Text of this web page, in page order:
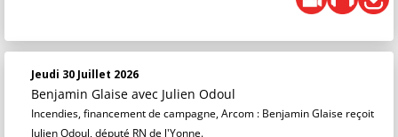
Jeudi 30 Juillet 2026
Benjamin Glaise avec Julien Odoul
Incendies, financement de campagne, Arcom : Benjamin Glaise reçoit
Julien Odoul, député RN de l'Yonne.